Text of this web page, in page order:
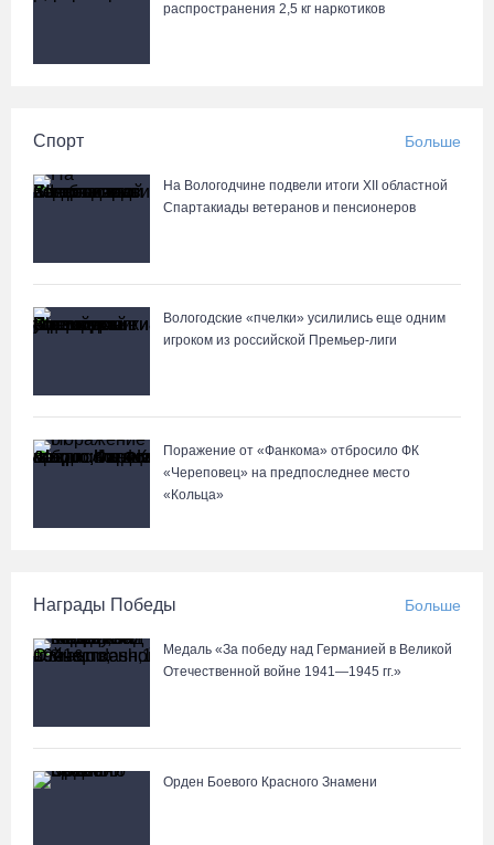
распространения 2,5 кг наркотиков
Спорт Больше
На Вологодчине подвели итоги XII областной
Спартакиады ветеранов и пенсионеров
Вологодские «пчелки» усилились еще одним
игроком из российской Премьер-лиги
Поражение от «Фанкома» отбросило ФК
«Череповец» на предпоследнее место
«Кольца»
Награды Победы Больше
Медаль «За победу над Германией в Великой
Отечественной войне 1941—1945 гг.»
Орден Боевого Красного Знамени